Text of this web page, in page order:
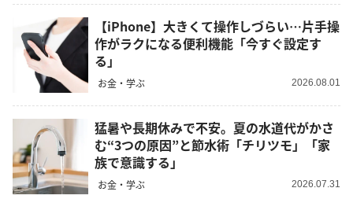
【iPhone】大きくて操作しづらい…片手操
作がラクになる便利機能「今すぐ設定す
る」
お金・学ぶ 2026.08.01
猛暑や長期休みで不安。夏の水道代がかさ
む“3つの原因”と節水術「チリツモ」「家
族で意識する」
お金・学ぶ 2026.07.31